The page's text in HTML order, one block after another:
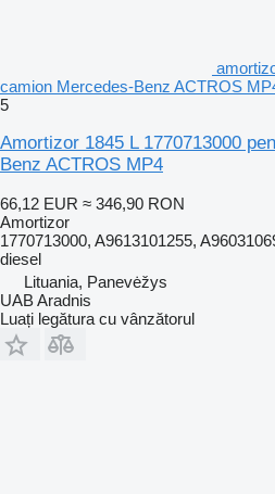
camion Mercedes-Benz ACTROS
5
Amortizor 1845 L 1770713000
Benz ACTROS MP4
66,12 EUR ≈ 346,90 RON
Amortizor
1770713000, A9613101255,
diesel
Lituania, Panevėžys
UAB Aradnis
Luați legătura cu vânzătorul